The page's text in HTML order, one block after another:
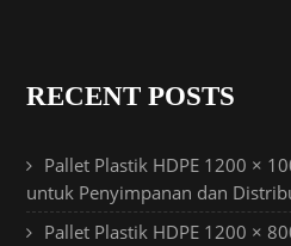
RECENT POSTS
Pallet Plastik HDPE 1200 ×
untuk Penyimpanan dan
Pallet Plastik HDPE 1200 ×